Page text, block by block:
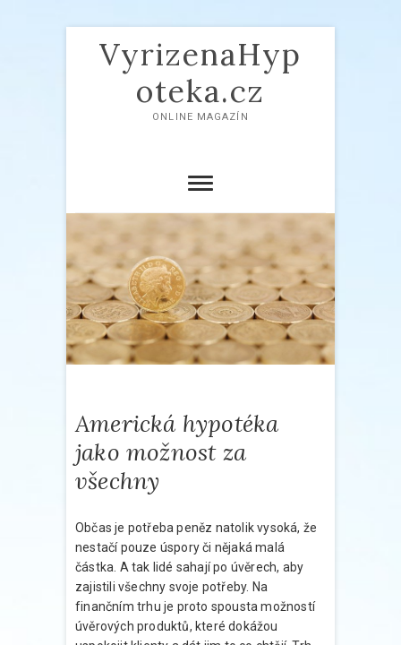
VyrizenaHyp
oteka.cz
ONLINE MAGAZÍN
Americká hypotéka
jako možnost za
všechny
Občas je potřeba peněz natolik vysoká, že
nestačí pouze úspory či nějaká malá
částka. A tak lidé sahají po úvěrech, aby
zajistili všechny svoje potřeby. Na
finančním trhu je proto spousta možností
úvěrových produktů, které dokážou